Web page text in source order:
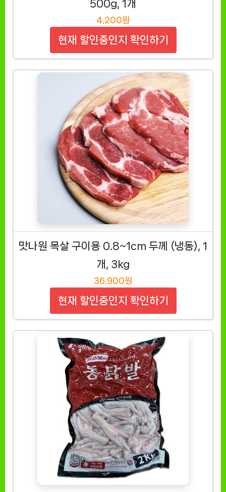
500g, 1개
4,200원
현재 할인중인지 확인하기
맛나원 목살 구이용 0.8~1cm 두께 (냉동), 1
개, 3kg
36,900원
현재 할인중인지 확인하기